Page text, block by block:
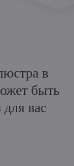
в
быть
для вас